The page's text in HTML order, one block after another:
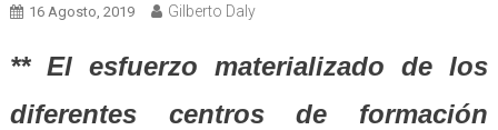
16 Agosto, 2019 Gilberto Daly
** El esfuerzo materializado de los
diferentes centros de formación